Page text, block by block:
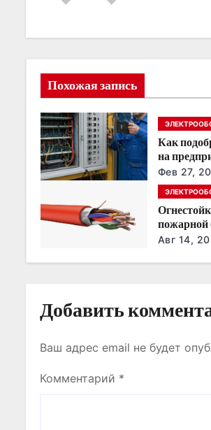
и
я
п
о
а
с
я
м
Похожая запись
Как
на
условия
Фев 27,
пожарной
нужно
Авг 14,
Добавить
Ваш адрес email не будет
Комментарий *